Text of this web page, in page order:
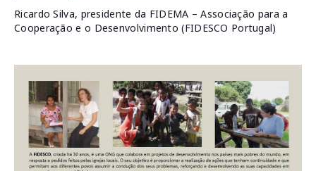
Ricardo Silva, presidente da FIDEMA – Associação para a
Cooperação e o Desenvolvimento (FIDESCO Portugal)